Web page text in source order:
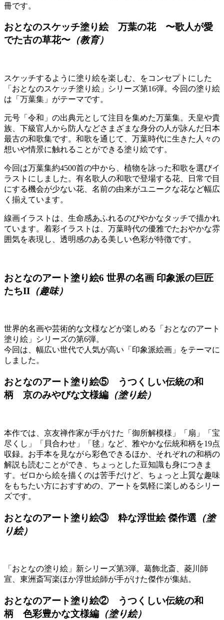
冊です。
おとなのスケッチ塗り絵 万葉の花 〜歌人が愛
でた古の草花〜 （教育）
スケッチするように塗り絵を楽しむ、をコンセプトにした
「おとなのスケッチ塗り絵」シリーズ第16弾。今回の塗り絵
は「万葉集」がテーマです。
元号「令和」の出典元として注目を集めた万葉集。天皇や貴
族、下級官人から防人などさまざまな身分の人が詠んだ日本
最古の和歌集です。和歌を通じて、万葉時代に生きた人々の
想いや情景に触れることができる塗り絵です。
今回は万葉集約4500首の中から、植物を詠った和歌を選びイ
ラストにしました。有名歌人の和歌で登場する花、日常で目
にする機会が少ない花、名前の由来がユニークな花など幅広
く揃えています。
線画イラストは、生命感あふれるのびやかなタッチで描かれ
ています。着彩イラストは、万葉時代の優雅でたおやかな雰
囲気を表現し、透明感のある美しい色彩が特徴です。
おとなのアート塗り絵6 世界の名画 印象派の巨匠
たちII （趣味）
世界的名画や芸術的な文様などが楽しめる「おとなのアート
塗り絵」シリーズの第6弾。
今回は、幅広い世代で人気が高い「印象派絵画」をテーマに
しました。
おとなのアート塗り絵⑤ うつくしい伝統の和
柄 京のみやびな文様編 （塗り絵）
本作では、京友禅作家が手がけた「御所解模様」「扇」「宝
尽くし」「貝合わせ」「毬」など、雅やかな伝統和柄を19点
収録。お手本を見ながら彩色できるほか、それぞれの和柄の
解説も読むことができ、ちょっとした豆知識も身につきま
す。ゼロから絵を描くのは苦手だけど、ちょっと上質な趣味
をもちたい方におすすめの、アートを気軽に楽しめるシリー
ズです。
おとなのアート塗り絵③ 粋な浮世絵 傑作選 （塗
り絵）
「おとなの塗り絵」新シリーズ第3弾。葛飾北斎、菱川師
宣、東洲斎写楽ほか浮世絵師が手がけた傑作が集結。
おとなのアート塗り絵② うつくしい伝統の和
柄 色彩豊かな文様編 （塗り絵）